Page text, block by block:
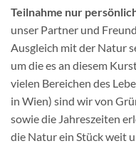
Teilnahme nur
unser Partner und
Ausgleich mit der Natur
um die es an diesem
vielen Bereichen des
in Wien) sind wir von
sowie die Jahreszeiten
die Natur ein Stück weit